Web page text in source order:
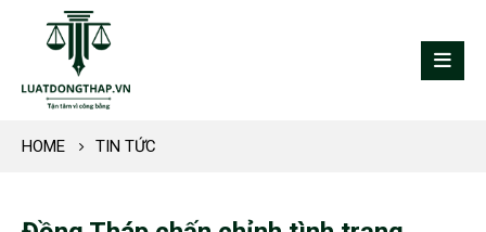
HOME TIN TỨC